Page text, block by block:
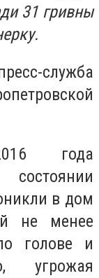
31 гривны
служба
года
в дом
не менее
голове и
угрожая